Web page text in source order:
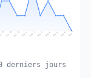
29 Jul 30 Jul 31 Aug 1 Aug 2 Aug 3 Aug 4 Aug 5 Aug 6 Aug 7
derniers jours